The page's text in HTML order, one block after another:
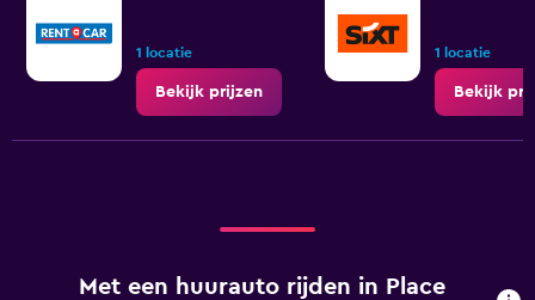
1 locatie
Bekijk prijzen
1 locatie
Bekijk
Met een huurauto rijden in Place